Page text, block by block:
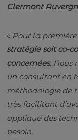
Clermont
« Pour la première
stratégie soit co-
concernées. Nous
un consultant en
méthodologie de
très facilitant
appliqué des
besoin.